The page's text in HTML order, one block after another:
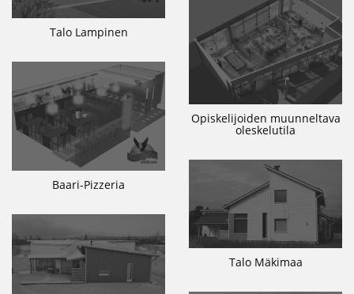
Talo Lampinen
Opiskelijoiden muunneltava
oleskelutila
Baari-Pizzeria
Talo Mäkimaa